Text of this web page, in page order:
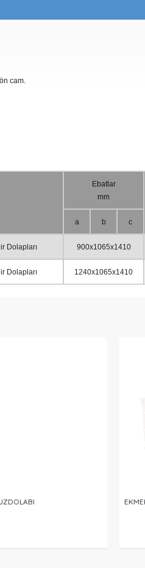
cam.
Ebatlar
mm
a b c
Dolapları 900x1065x1410
Dolapları 1240x1065x1410